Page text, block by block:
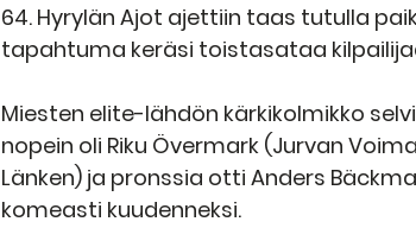
64. Hyrylän Ajot ajettiin taas tutulla
tapahtuma keräsi toistasataa
Miesten elite-lähdön kärkikolmikko
nopein oli Riku Övermark (Jurvan
Länken) ja pronssia otti Anders
komeasti kuudenneksi.